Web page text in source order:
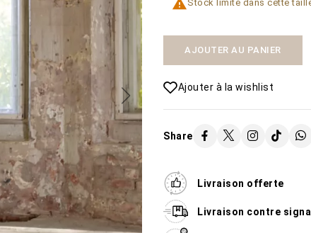
VOIR LE
PRODUIT
stock
VOIR LE
PRODUIT
La robe de mariée
 Stock limité dans cette
AJOUTER AU PANIER
Ajouter à la wishlist
Share
Livraison offerte
Livraison contre